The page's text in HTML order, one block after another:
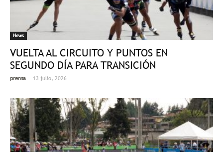
News
VUELTA AL CIRCUITO Y PUNTOS EN
SEGUNDO DÍA PARA TRANSICIÓN
prensa - 13 julio, 2026